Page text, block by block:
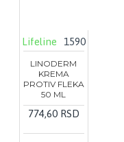
Lifeline 1590
LINODERM
KREMA
PROTIV FLEKA
50 ML
774,60 RSD